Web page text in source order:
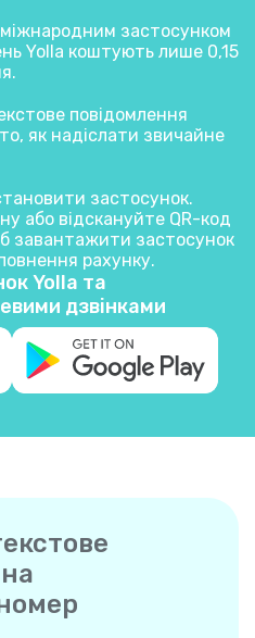
Yolla та
дзвінками
застосунком
Yolla коштують лише 0,15
повідомлення
як надіслати звичайне
застосунок.
або відскануйте QR-код
завантажити застосунок
рахунку.